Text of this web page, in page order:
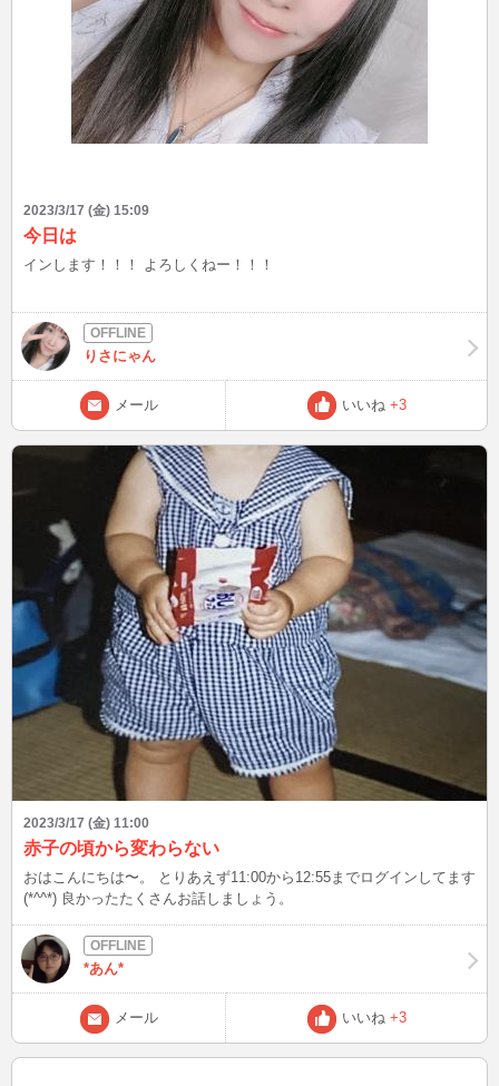
2023/3/17 (金) 15:09
今日は
インします！！！ よろしくねー！！！
りさにゃん
メール いいね +3
2023/3/17 (金) 11:00
赤子の頃から変わらない
おはこんにちは〜。 とりあえず11:00から12:55までログインしてます
(*^^*) 良かったたくさんお話しましょう。
*あん*
メール いいね +3